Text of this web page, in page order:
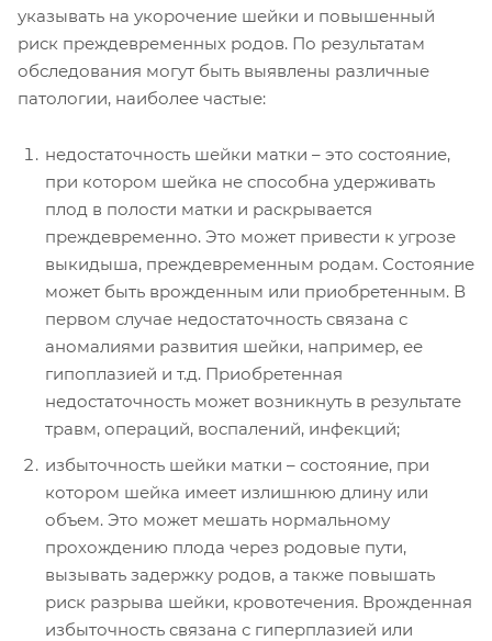
указывать на укорочение шейки и повышенный
риск преждевременных родов. По результатам
обследования могут быть выявлены различные
патологии, наиболее частые:
недостаточность шейки матки – это состояние,
при котором шейка не способна удерживать
плод в полости матки и раскрывается
преждевременно. Это может привести к угрозе
выкидыша, преждевременным родам. Состояние
может быть врожденным или приобретенным. В
первом случае недостаточность связана с
аномалиями развития шейки, например, ее
гипоплазией и т.д. Приобретенная
недостаточность может возникнуть в результате
травм, операций, воспалений, инфекций;
избыточность шейки матки – состояние, при
котором шейка имеет излишнюю длину или
объем. Это может мешать нормальному
прохождению плода через родовые пути,
вызывать задержку родов, а также повышать
риск разрыва шейки, кровотечения. Врожденная
избыточность связана с гиперплазией или